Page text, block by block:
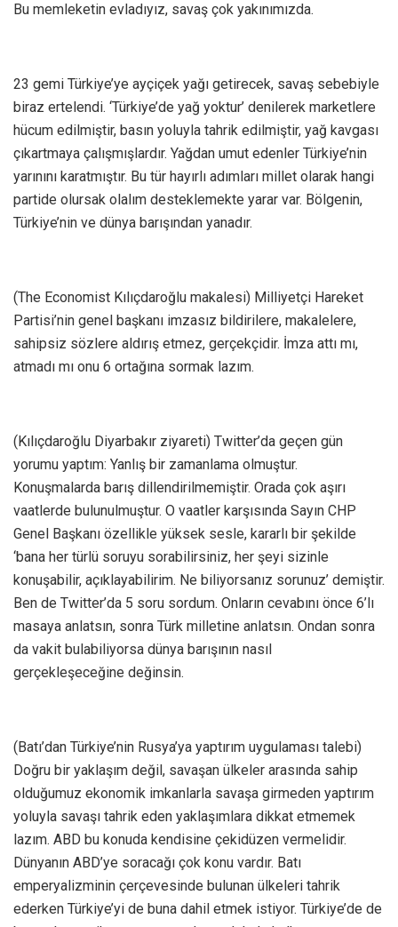
Bu memleketin evladıyız, savaş çok yakınımızda.
23 gemi Türkiye’ye ayçiçek yağı getirecek, savaş sebebiyle
biraz ertelendi. ‘Türkiye’de yağ yoktur’ denilerek marketlere
hücum edilmiştir, basın yoluyla tahrik edilmiştir, yağ kavgası
çıkartmaya çalışmışlardır. Yağdan umut edenler Türkiye’nin
yarınını karatmıştır. Bu tür hayırlı adımları millet olarak hangi
partide olursak olalım desteklemekte yarar var. Bölgenin,
Türkiye’nin ve dünya barışından yanadır.
(The Economist Kılıçdaroğlu makalesi) Milliyetçi Hareket
Partisi’nin genel başkanı imzasız bildirilere, makalelere,
sahipsiz sözlere aldırış etmez, gerçekçidir. İmza attı mı,
atmadı mı onu 6 ortağına sormak lazım.
(Kılıçdaroğlu Diyarbakır ziyareti) Twitter’da geçen gün
yorumu yaptım: Yanlış bir zamanlama olmuştur.
Konuşmalarda barış dillendirilmemiştir. Orada çok aşırı
vaatlerde bulunulmuştur. O vaatler karşısında Sayın CHP
Genel Başkanı özellikle yüksek sesle, kararlı bir şekilde
‘bana her türlü soruyu sorabilirsiniz, her şeyi sizinle
konuşabilir, açıklayabilirim. Ne biliyorsanız sorunuz’ demiştir.
Ben de Twitter’da 5 soru sordum. Onların cevabını önce 6’lı
masaya anlatsın, sonra Türk milletine anlatsın. Ondan sonra
da vakit bulabiliyorsa dünya barışının nasıl
gerçekleşeceğine değinsin.
(Batı’dan Türkiye’nin Rusya’ya yaptırım uygulaması talebi)
Doğru bir yaklaşım değil, savaşan ülkeler arasında sahip
olduğumuz ekonomik imkanlarla savaşa girmeden yaptırım
yoluyla savaşı tahrik eden yaklaşımlara dikkat etmemek
lazım. ABD bu konuda kendisine çekidüzen vermelidir.
Dünyanın ABD’ye soracağı çok konu vardır. Batı
emperyalizminin çerçevesinde bulunan ülkeleri tahrik
ederken Türkiye’yi de buna dahil etmek istiyor. Türkiye’de de